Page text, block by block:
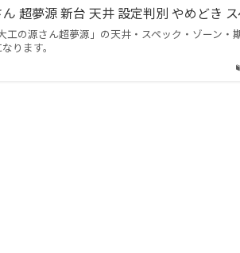
超夢源 新台 天井 設定判別 やめどき
工の源さん超夢源」の天井・スペック・ゾーン・
ります。